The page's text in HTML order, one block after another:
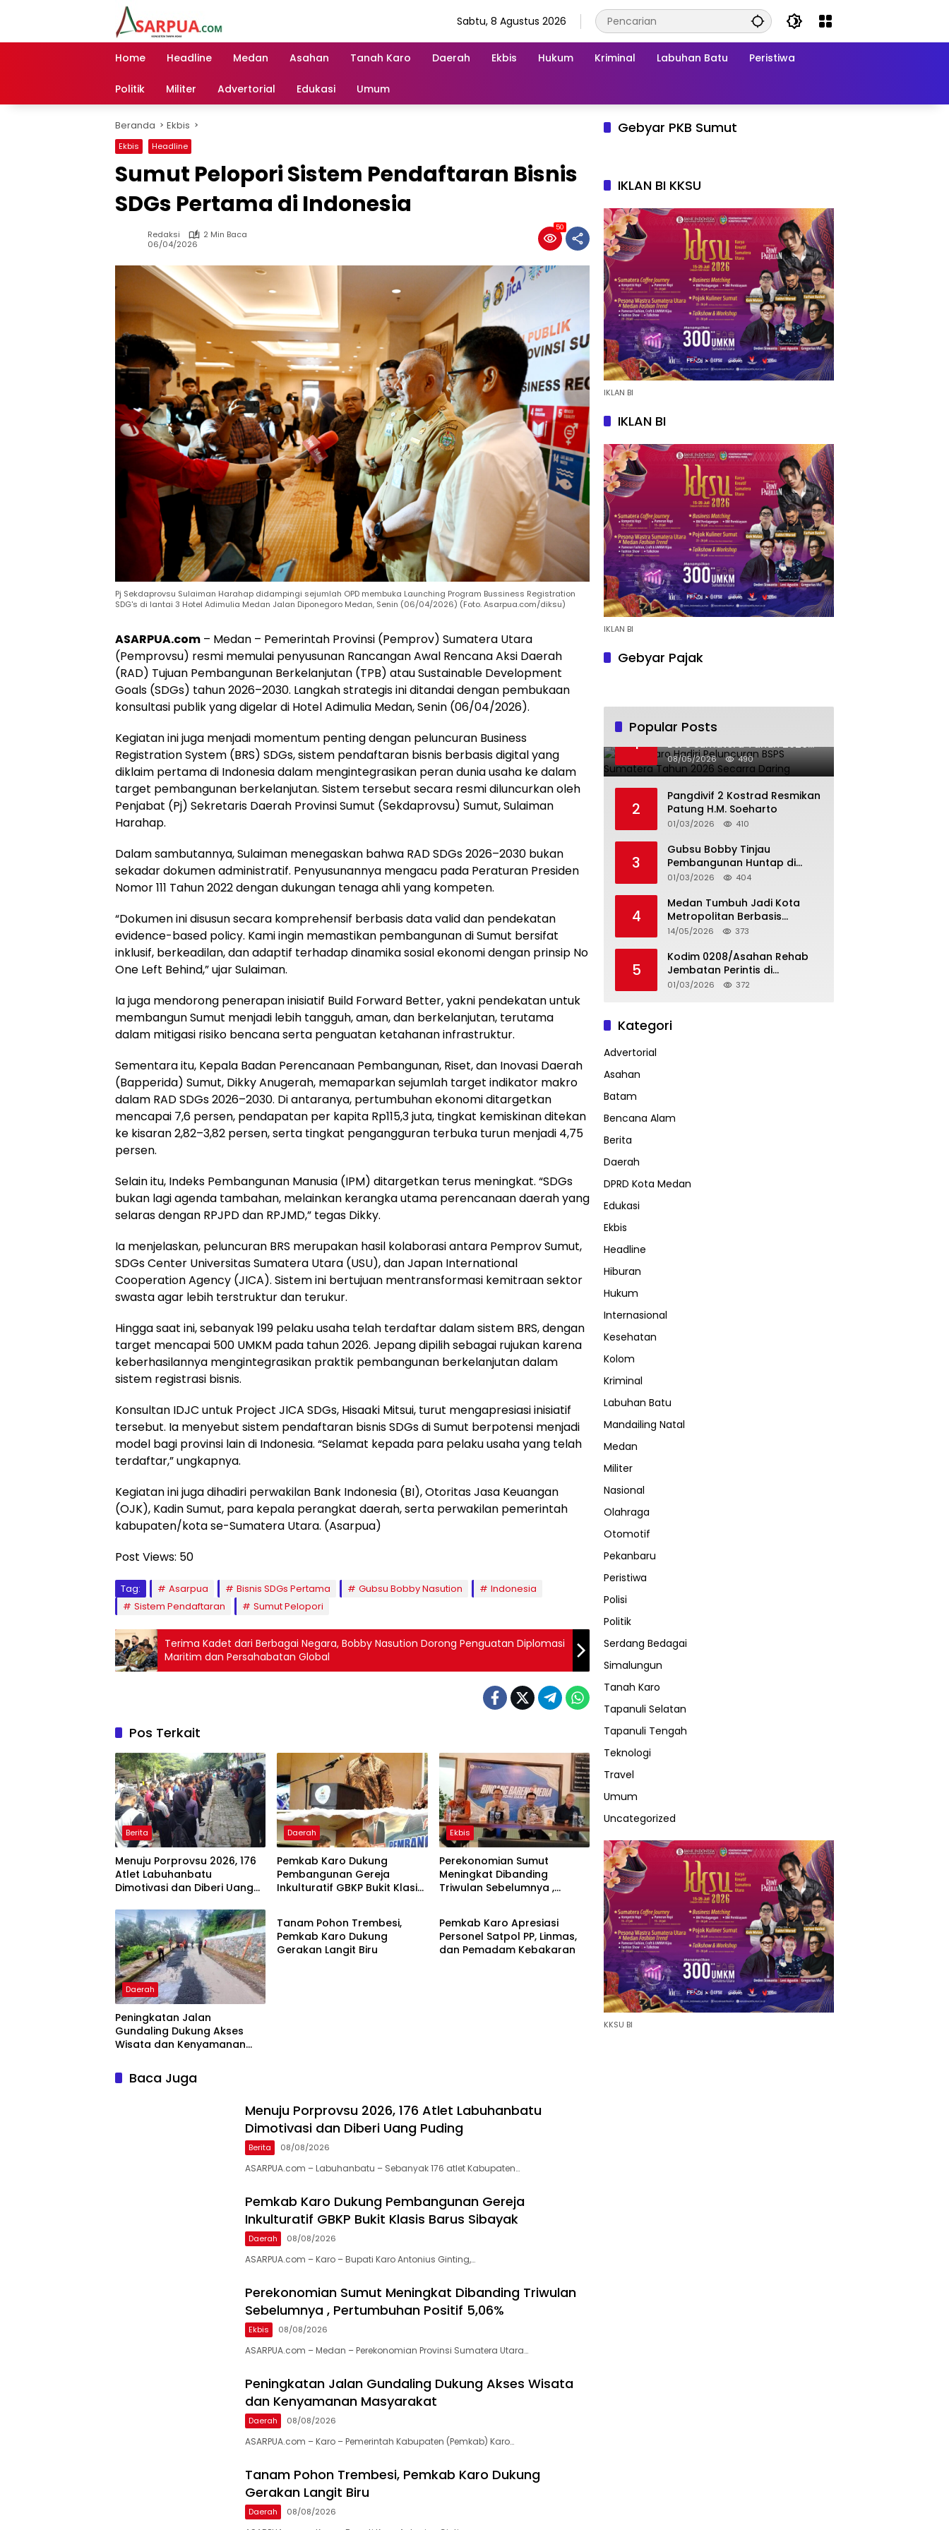
Sabtu, 8 Agustus 2026
Home Headline Medan Asahan Tanah Karo Daerah Ekbis Hukum Kriminal Labuhan Batu Peristiwa
Politik Militer Advertorial Edukasi Umum
Beranda Ekbis
Ekbis Headline
Sumut Pelopori Sistem Pendaftaran Bisnis
SDGs Pertama di Indonesia
Redaksi
2 Min Baca
06/04/2026
50
Pj Sekdaprovsu Sulaiman Harahap didampingi sejumlah OPD membuka Launching Program Bussiness Registration
SDG's di lantai 3 Hotel Adimulia Medan Jalan Diponegoro Medan, Senin (06/04/2026) (Foto. Asarpua.com/diksu)
ASARPUA.com – Medan – Pemerintah Provinsi (Pemprov) Sumatera Utara
(Pemprovsu) resmi memulai penyusunan Rancangan Awal Rencana Aksi Daerah
(RAD) Tujuan Pembangunan Berkelanjutan (TPB) atau Sustainable Development
Goals (SDGs) tahun 2026–2030. Langkah strategis ini ditandai dengan pembukaan
konsultasi publik yang digelar di Hotel Adimulia Medan, Senin (06/04/2026).
Kegiatan ini juga menjadi momentum penting dengan peluncuran Business
Registration System (BRS) SDGs, sistem pendaftaran bisnis berbasis digital yang
diklaim pertama di Indonesia dalam mengintegrasikan peran dunia usaha ke dalam
target pembangunan berkelanjutan. Sistem tersebut secara resmi diluncurkan oleh
Penjabat (Pj) Sekretaris Daerah Provinsi Sumut (Sekdaprovsu) Sumut, Sulaiman
Harahap.
Dalam sambutannya, Sulaiman menegaskan bahwa RAD SDGs 2026–2030 bukan
sekadar dokumen administratif. Penyusunannya mengacu pada Peraturan Presiden
Nomor 111 Tahun 2022 dengan dukungan tenaga ahli yang kompeten.
“Dokumen ini disusun secara komprehensif berbasis data valid dan pendekatan
evidence-based policy. Kami ingin memastikan pembangunan di Sumut bersifat
inklusif, berkeadilan, dan adaptif terhadap dinamika sosial ekonomi dengan prinsip No
One Left Behind,” ujar Sulaiman.
Ia juga mendorong penerapan inisiatif Build Forward Better, yakni pendekatan untuk
membangun Sumut menjadi lebih tangguh, aman, dan berkelanjutan, terutama
dalam mitigasi risiko bencana serta penguatan ketahanan infrastruktur.
Sementara itu, Kepala Badan Perencanaan Pembangunan, Riset, dan Inovasi Daerah
(Bapperida) Sumut, Dikky Anugerah, memaparkan sejumlah target indikator makro
dalam RAD SDGs 2026–2030. Di antaranya, pertumbuhan ekonomi ditargetkan
mencapai 7,6 persen, pendapatan per kapita Rp115,3 juta, tingkat kemiskinan ditekan
ke kisaran 2,82–3,82 persen, serta tingkat pengangguran terbuka turun menjadi 4,75
persen.
Selain itu, Indeks Pembangunan Manusia (IPM) ditargetkan terus meningkat. “SDGs
bukan lagi agenda tambahan, melainkan kerangka utama perencanaan daerah yang
selaras dengan RPJPD dan RPJMD,” tegas Dikky.
Ia menjelaskan, peluncuran BRS merupakan hasil kolaborasi antara Pemprov Sumut,
SDGs Center Universitas Sumatera Utara (USU), dan Japan International
Cooperation Agency (JICA). Sistem ini bertujuan mentransformasi kemitraan sektor
swasta agar lebih terstruktur dan terukur.
Hingga saat ini, sebanyak 199 pelaku usaha telah terdaftar dalam sistem BRS, dengan
target mencapai 500 UMKM pada tahun 2026. Jepang dipilih sebagai rujukan karena
keberhasilannya mengintegrasikan praktik pembangunan berkelanjutan dalam
sistem registrasi bisnis.
Konsultan IDJC untuk Project JICA SDGs, Hisaaki Mitsui, turut mengapresiasi inisiatif
tersebut. Ia menyebut sistem pendaftaran bisnis SDGs di Sumut berpotensi menjadi
model bagi provinsi lain di Indonesia. “Selamat kepada para pelaku usaha yang telah
terdaftar,” ungkapnya.
Kegiatan ini juga dihadiri perwakilan Bank Indonesia (BI), Otoritas Jasa Keuangan
(OJK), Kadin Sumut, para kepala perangkat daerah, serta perwakilan pemerintah
kabupaten/kota se-Sumatera Utara. (Asarpua)
Post Views: 50
Tag: Asarpua Bisnis SDGs Pertama Gubsu Bobby Nasution
Indonesia
Sistem Pendaftaran
Sumut Pelopori
Terima Kadet dari Berbagai Negara, Bobby Nasution Dorong Penguatan Diplomasi
Maritim dan Persahabatan Global
Pos Terkait
Berita
Menuju Porprovsu 2026, 176
Atlet Labuhanbatu
Dimotivasi dan Diberi Uang
Daerah
Pemkab Karo Dukung
Pembangunan Gereja
Inkulturatif GBKP Bukit Klasis
Ekbis
Perekonomian Sumut
Meningkat Dibanding
Triwulan Sebelumnya ,
Daerah
Peningkatan Jalan
Gundaling Dukung Akses
Wisata dan Kenyamanan
Daerah
Tanam Pohon Trembesi,
Pemkab Karo Dukung
Gerakan Langit Biru
Daerah
Pemkab Karo Apresiasi
Personel Satpol PP, Linmas,
dan Pemadam Kebakaran
Baca Juga
Menuju Porprovsu 2026, 176 Atlet Labuhanbatu
Dimotivasi dan Diberi Uang Puding
Berita 08/08/2026
ASARPUA.com – Labuhanbatu – Sebanyak 176 atlet Kabupaten…
Pemkab Karo Dukung Pembangunan Gereja
Inkulturatif GBKP Bukit Klasis Barus Sibayak
Daerah 08/08/2026
ASARPUA.com – Karo – Bupati Karo Antonius Ginting,…
Perekonomian Sumut Meningkat Dibanding Triwulan
Sebelumnya , Pertumbuhan Positif 5,06%
Ekbis 08/08/2026
ASARPUA.com – Medan – Perekonomian Provinsi Sumatera Utara…
Peningkatan Jalan Gundaling Dukung Akses Wisata
dan Kenyamanan Masyarakat
Daerah 08/08/2026
ASARPUA.com – Karo – Pemerintah Kabupaten (Pemkab) Karo…
Tanam Pohon Trembesi, Pemkab Karo Dukung
Gerakan Langit Biru
Daerah 08/08/2026
Gebyar PKB Sumut
IKLAN BI KKSU
IKLAN BI
IKLAN BI
IKLAN BI
Gebyar Pajak
Popular Posts
1
Bupati Karo Hadiri Peluncuran
BSPS Sumatera Tahun 2026
Secarra Daring
08/05/2026 490
2
Pangdivif 2 Kostrad Resmikan
Patung H.M. Soeharto
01/03/2026 410
3
Gubsu Bobby Tinjau
Pembangunan Huntap di
Tapteng
01/03/2026 404
4
Medan Tumbuh Jadi Kota
Metropolitan Berbasis
Teknologi
14/05/2026 373
5
Kodim 0208/Asahan Rehab
Jembatan Perintis di
Mandarsah
01/03/2026 372
Kategori
Advertorial
Asahan
Batam
Bencana Alam
Berita
Daerah
DPRD Kota Medan
Edukasi
Ekbis
Headline
Hiburan
Hukum
Internasional
Kesehatan
Kolom
Kriminal
Labuhan Batu
Mandailing Natal
Medan
Militer
Nasional
Olahraga
Otomotif
Pekanbaru
Peristiwa
Polisi
Politik
Serdang Bedagai
Simalungun
Tanah Karo
Tapanuli Selatan
Tapanuli Tengah
Teknologi
Travel
Umum
Uncategorized
KKSU BI